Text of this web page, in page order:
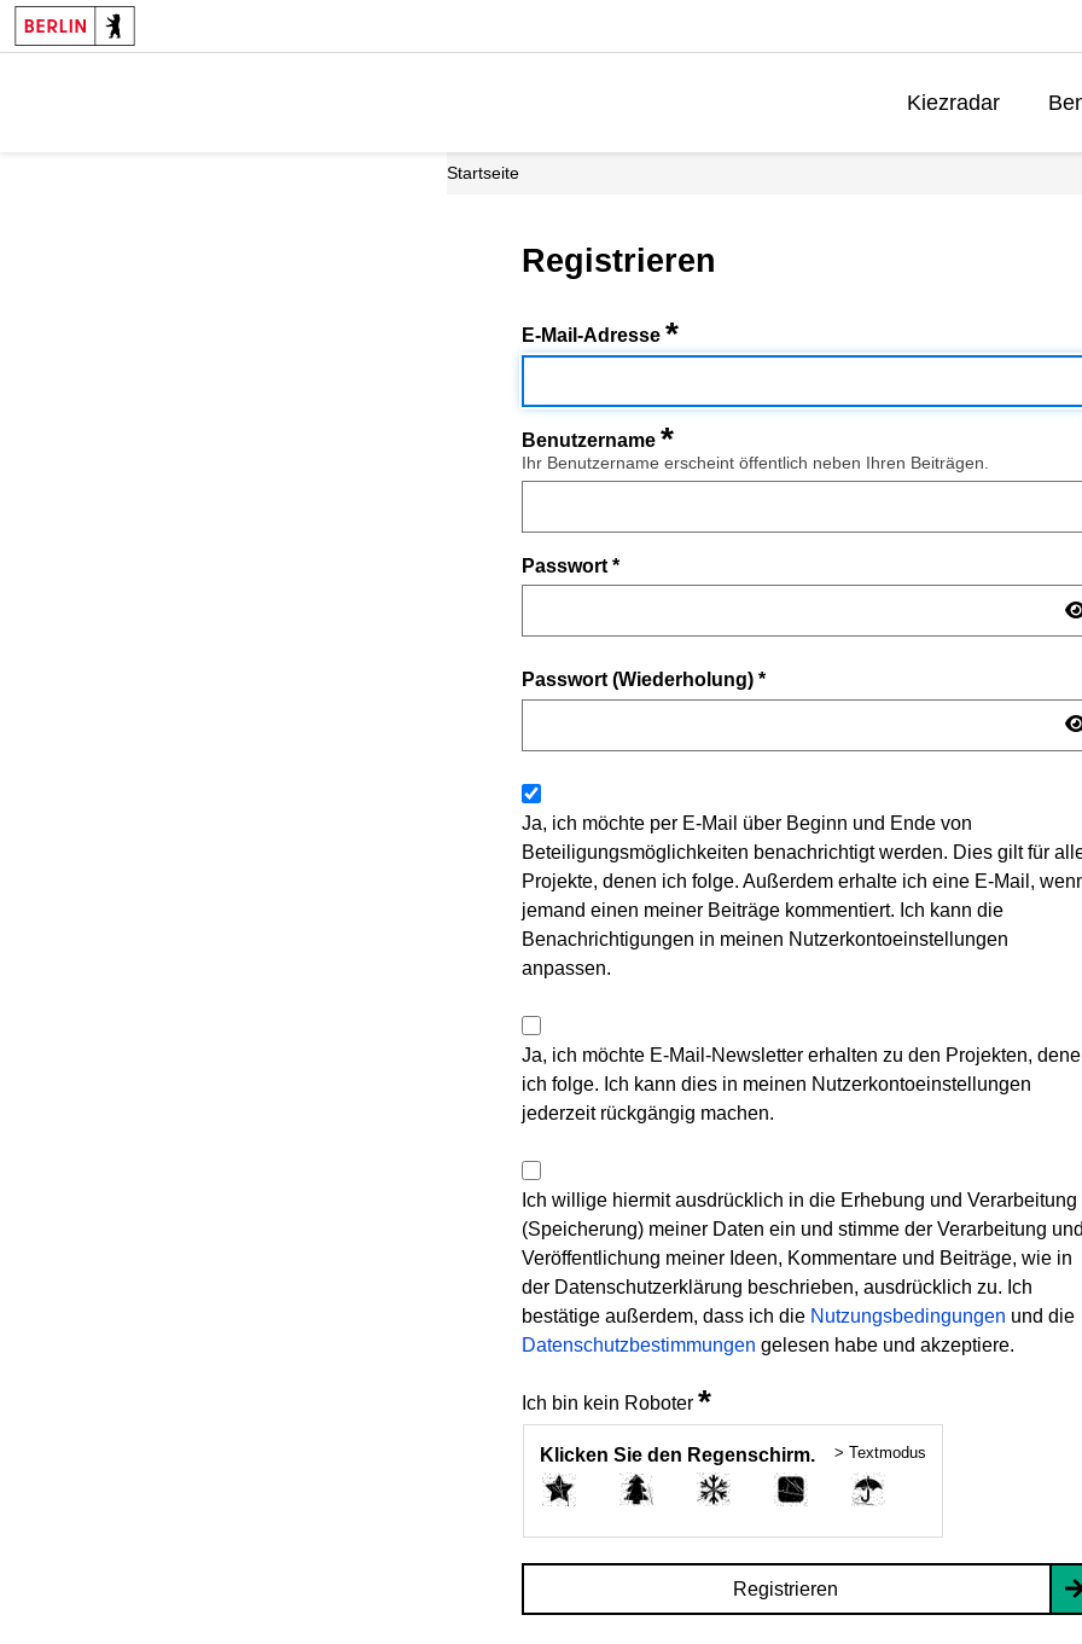
Kiezradar
Startseite
Registrieren
E-Mail-Adresse *
Benutzername *
Ihr Benutzername erscheint öffentlich neben Ihren Beiträgen.
Passwort *
Passwort (Wiederholung) *
Ja, ich möchte per E-Mail über Beginn und Ende von
Beteiligungsmöglichkeiten benachrichtigt werden. Dies gilt für
Projekte, denen ich folge. Außerdem erhalte ich eine E-Mail,
jemand einen meiner Beiträge kommentiert. Ich kann die
Benachrichtigungen in meinen Nutzerkontoeinstellungen
anpassen.
Ja, ich möchte E-Mail-Newsletter erhalten zu den Projekten,
ich folge. Ich kann dies in meinen Nutzerkontoeinstellungen
jederzeit rückgängig machen.
Ich willige hiermit ausdrücklich in die Erhebung und Verarbeitung
(Speicherung) meiner Daten ein und stimme der Verarbeitung und
Veröffentlichung meiner Ideen, Kommentare und Beiträge, wie in
der Datenschutzerklärung beschrieben, ausdrücklich zu. Ich
bestätige außerdem, dass ich die Nutzungsbedingungen und die
Datenschutzbestimmungen gelesen habe und akzeptiere.
Ich bin kein Roboter *
Klicken Sie den Regenschirm. > Textmodus
Registrieren